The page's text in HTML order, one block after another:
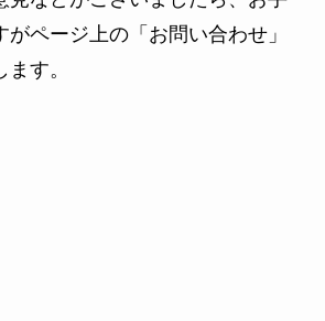
ページ上の「お問い合わせ」
す。